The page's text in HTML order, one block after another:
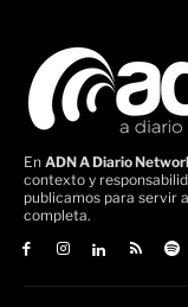
En ADN A Diario
contexto y
publicamos para servir
completa.